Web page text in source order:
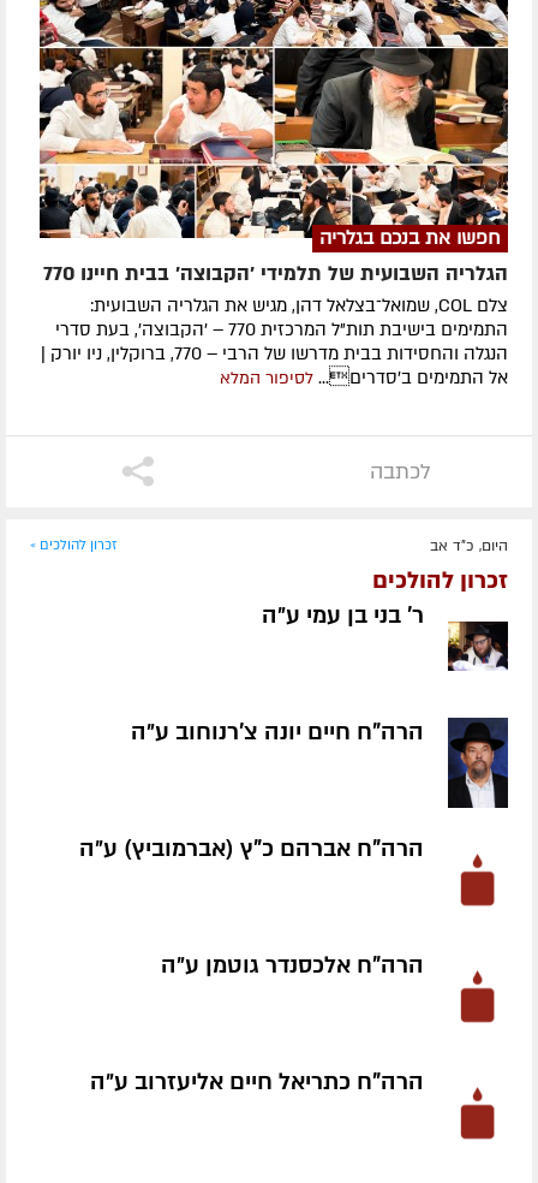
חפשו את בנכם בגלריה
הגלריה השבועית של תלמידי 'הקבוצה' בבית חיינו 770
צלם COL, שמואל־בצלאל דהן, מגיש את הגלריה השבועית:
התמימים בישיבת תות"ל המרכזית 770 – 'הקבוצה', בעת סדרי
הנגלה והחסידות בבית מדרשו של הרבי – 770, ברוקלין, ניו יורק |
אל התמימים ב'סדרים... לסיפור המלא
לכתבה
היום, כ"ד אב זכרון להולכים »
זכרון להולכים
ר' בני בן עמי ע״ה
הרה"ח חיים יונה צ'רנוחוב ע״ה
הרה"ח אברהם כ"ץ (אברמוביץ) ע״ה
הרה"ח אלכסנדר גוטמן ע״ה
הרה"ח כתריאל חיים אליעזרוב ע״ה